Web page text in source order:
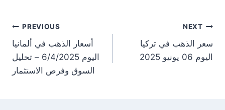
PREVIOUS
أسعار الذهب في ألمانيا
اليوم 6/4/2025 – تحليل
السوق وفرص الاستثمار
NEXT
سعر الذهب في تركيا
اليوم 06 يونيو 2025